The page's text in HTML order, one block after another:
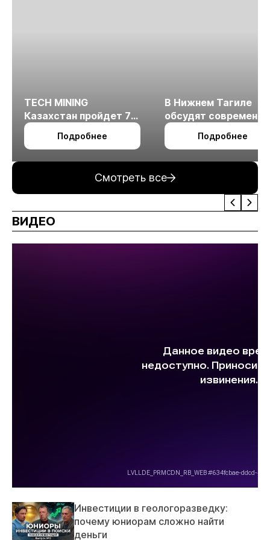
TECH MINING
Казахстан пройдет 7
октября в Алматы
Подробнее
В Нижнем Тагиле
обсудят
технологии
измельчения
Подробнее
Смотреть все
ВИДЕО
Инвестиции в геологоразведку:
почему юниорам сложно найти
деньги